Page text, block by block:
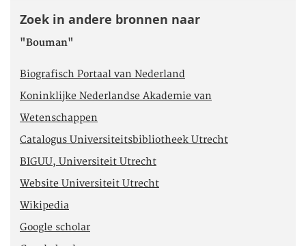
Zoek in andere bronnen naar
"Bouman"
Biografisch Portaal van Nederland
Koninklijke Nederlandse Akademie van
Wetenschappen
Catalogus Universiteitsbibliotheek Utrecht
BIGUU, Universiteit Utrecht
Website Universiteit Utrecht
Wikipedia
Google scholar